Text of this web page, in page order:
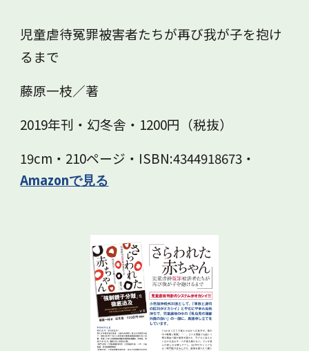
児童虐待冤罪被害者たちが再び我が子を抱け
るまで
藤原一枝／著
2019年刊・幻冬舎・1200円（税抜）
19cm・210ページ・ISBN:4344918673・
Amazonで見る